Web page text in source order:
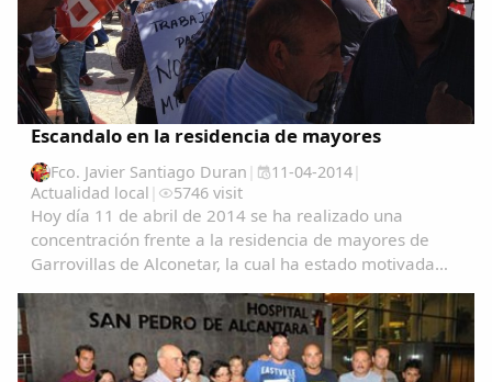
Escandalo en la residencia de mayores
Fco. Javier Santiago Duran | 11-04-2014|
Actualidad local | 5746 visit
Hoy día 11 de abril de 2014 se ha realizado una
concentración frente a la residencia de mayores de
Garrovillas de Alconetar, la cual ha estado motivada
por los sucesos acaecidos al haberse llevado acabo el
despido, a todas luces improcedente, de...